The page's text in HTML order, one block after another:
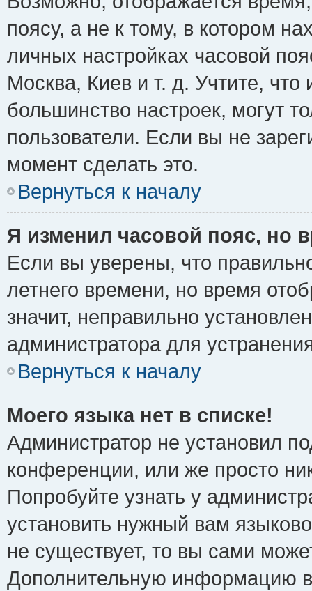
поясу, а не к тому, в котором
личных настройках часовой
Москва, Киев и т. д. Учтите, что
большинство настроек, могут
пользователи. Если вы не
момент сделать это.
Вернуться к началу
Я изменил часовой пояс, но
Если вы уверены, что
летнего времени, но время
значит, неправильно
администратора для
Вернуться к началу
Моего языка нет в списке!
Администратор не установил
конференции, или же просто
Попробуйте узнать у
установить нужный вам
не существует, то вы сами
Дополнительную информацию